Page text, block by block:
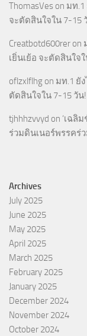
ThomasVes on มท.1
จะตัดสินใจใน 7-15
Creatbotd600rer on
เยิ่นเย้อ จะตัดสินใจ
oflzxlflhg on มท.1 ยั
ตัดสินใจใน 7-15 วัน!
tjhhhzvvyd on ‘เฉลิ
ร่วมดินเนอร์พรรคร่
Archives
July 2025
June 2025
May 2025
April 2025
March 2025
February 2025
January 2025
December 2024
November 2024
October 2024